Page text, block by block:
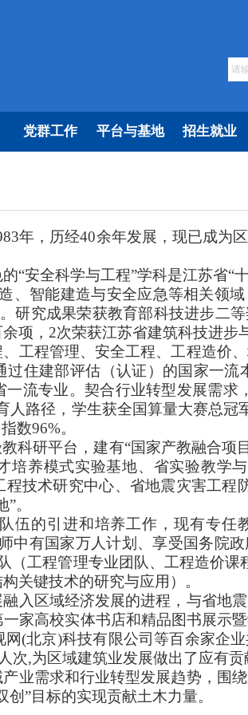
党群工作 平台与基地 招生就业
年，历经40余年发展，现已成为
“安全科学与工程”学科是江苏省“
、智能建造与安全应急等相关领
研究成果荣获教育部科技进步二
项， 2次荣获江苏省建筑科技进步
工程管理、安全工程、工程造价
住建部评估（认证）的国家一流
流专业。契合行业转型发展需求
人路径，学生获全国算量大赛总冠
数96%。
科研平台，建有“国家产教融合项
培养模式实验基地、省实验教学
技术研究中心、省地震灾害工程
。
伍的引进和培养工作，现有专任
中有国家万人计划、享受国务院
（工程管理专业团队、工程造价课
关键技术的研究与应用）。
入区域经济发展的进程，与省地
家高校实体书店和精品图书展示
网(北京)科技有限公司等百余家企
次,为区域建筑业发展做出了应有贡
业需求和行业转型发展趋势，围
”目标的实现贡献土木力量。